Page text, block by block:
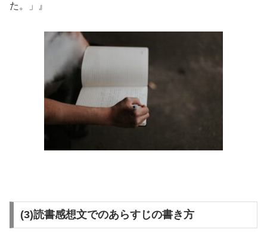
た。」』
(3)読書感想文でのあらすじの書き方